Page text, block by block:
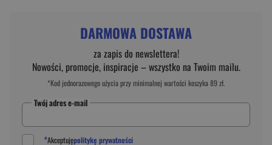
DARMOWA DOSTAWA
za zapis do newslettera!
Nowości, promocje, inspiracje – wszystko na Twoim mailu.
*Kod jednorazowego użycia przy minimalnej wartości koszyka 89 zł.
Twój adres e-mail
*Akceptujępolitykę prywatności